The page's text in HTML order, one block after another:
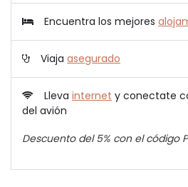
Encuentra los mejores
Viaja asegurado
Lleva internet y conectate
del avión
Descuento del 5% con el código